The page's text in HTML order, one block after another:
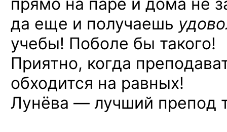
да еще и получаешь
учебы! Поболе бы такого!
Приятно, когда
обходится на равных!
Лунёва — лучший препод